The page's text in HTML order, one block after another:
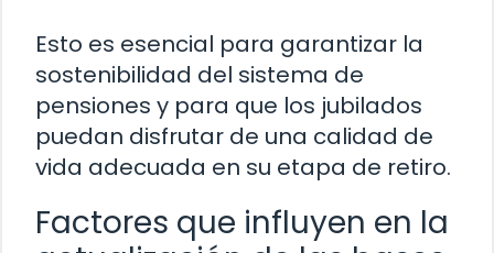
Esto es esencial para garantizar la
sostenibilidad del sistema de
pensiones y para que los jubilados
puedan disfrutar de una calidad de
vida adecuada en su etapa de retiro.
Factores que influyen en la